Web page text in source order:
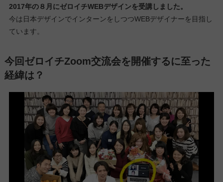
2017年の８月にゼロイチWEBデザインを受講しました。
今は日本デザインでインターンをしつつWEBデザイナーを目指し
ています。
今回ゼロイチZoom交流会を開催するに至った
経緯は？